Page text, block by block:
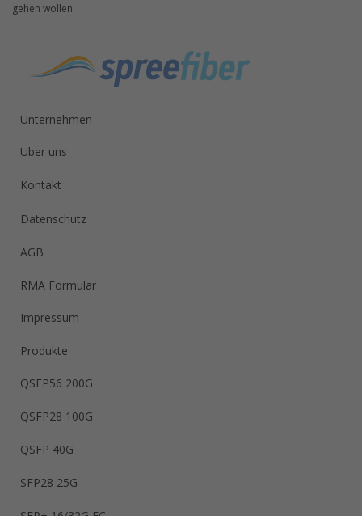
gehen wollen.
Unternehmen
Über uns
Kontakt
Datenschutz
AGB
RMA Formular
Impressum
Produkte
QSFP56 200G
QSFP28 100G
QSFP 40G
SFP28 25G